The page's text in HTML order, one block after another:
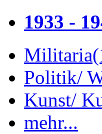
1933 -
Militaria
Politik/
Kunst/
mehr...